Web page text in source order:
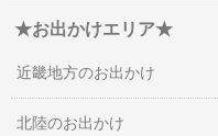
★お出かけエリア★
近畿地方のお出かけ
北陸のお出かけ